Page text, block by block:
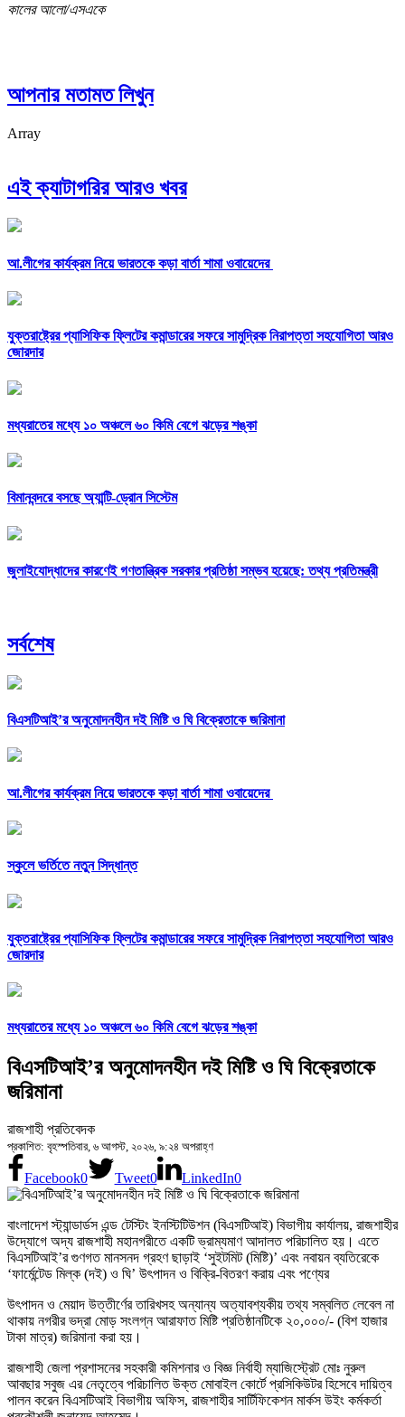
কালের আলো/এসএকে
আপনার মতামত লিখুন
Array
এই ক্যাটাগরির আরও খবর
আ.লীগের কার্যক্রম নিয়ে ভারতকে কড়া বার্তা শামা ওবায়েদের
যুক্তরাষ্ট্রের প্যাসিফিক ফ্লিটের কমান্ডারের সফরে সামুদ্রিক নিরাপত্তা সহযোগিতা আরও
জোরদার
মধ্যরাতের মধ্যে ১০ অঞ্চলে ৬০ কিমি বেগে ঝড়ের শঙ্কা
বিমানবন্দরে বসছে অ্যান্টি-ড্রোন সিস্টেম
জুলাইযোদ্ধাদের কারণেই গণতান্ত্রিক সরকার প্রতিষ্ঠা সম্ভব হয়েছে: তথ্য প্রতিমন্ত্রী
সর্বশেষ
বিএসটিআই’র অনুমোদনহীন দই মিষ্টি ও ঘি বিক্রেতাকে জরিমানা
আ.লীগের কার্যক্রম নিয়ে ভারতকে কড়া বার্তা শামা ওবায়েদের
স্কুলে ভর্তিতে নতুন সিদ্ধান্ত
যুক্তরাষ্ট্রের প্যাসিফিক ফ্লিটের কমান্ডারের সফরে সামুদ্রিক নিরাপত্তা সহযোগিতা আরও
জোরদার
মধ্যরাতের মধ্যে ১০ অঞ্চলে ৬০ কিমি বেগে ঝড়ের শঙ্কা
বিএসটিআই’র অনুমোদনহীন দই মিষ্টি ও ঘি বিক্রেতাকে
জরিমানা
রাজশাহী প্রতিবেদক
প্রকাশিত: বৃহস্পতিবার, ৬ আগস্ট, ২০২৬, ৯:২৪ অপরাহ্ণ
Facebook0 Tweet0 LinkedIn0
বাংলাদেশ স্ট্যান্ডার্ডস এন্ড টেস্টিং ইনস্টিটিউশন (বিএসটিআই) বিভাগীয় কার্যালয়, রাজশাহীর
উদ্যোগে অদ্য রাজশাহী মহানগরীতে একটি ভ্রাম্যমাণ আদালত পরিচালিত হয়। এতে
বিএসটিআই’র গুণগত মানসনদ গ্রহণ ছাড়াই ‘সুইটমিট (মিষ্টি)’ এবং নবায়ন ব্যতিরেকে
‘ফার্মেন্টেড মিল্ক (দই) ও ঘি’ উৎপাদন ও বিক্রি-বিতরণ করায় এবং পণ্যের
উৎপাদন ও মেয়াদ উত্তীর্ণের তারিখসহ অন্যান্য অত্যাবশ্যকীয় তথ্য সম্বলিত লেবেল না
থাকায় নগরীর ভদ্রা মোড় সংলগ্ন আরাফাত মিষ্টি প্রতিষ্ঠানটিকে ২০,০০০/- (বিশ হাজার
টাকা মাত্র) জরিমানা করা হয়।
রাজশাহী জেলা প্রশাসনের সহকারী কমিশনার ও বিজ্ঞ নির্বাহী ম্যাজিস্ট্রেট মোঃ নুরুল
আবছার সবুজ এর নেতৃত্বে পরিচালিত উক্ত মোবাইল কোর্টে প্রসিকিউটর হিসেবে দায়িত্ব
পালন করেন বিএসটিআই বিভাগীয় অফিস, রাজশাহীর সার্টিফিকেশন মার্কস উইং কর্মকর্তা